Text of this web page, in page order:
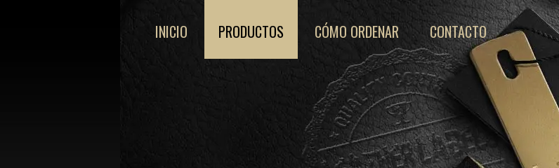
INICIO PRODUCTOS CÓMO ORDENAR CONTACTO